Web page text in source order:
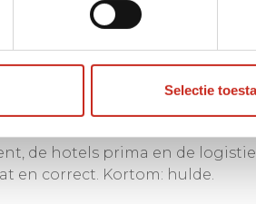
Selectie
naar Zuid India. Het was
de hotels prima en de
en correct. Kortom: hulde.